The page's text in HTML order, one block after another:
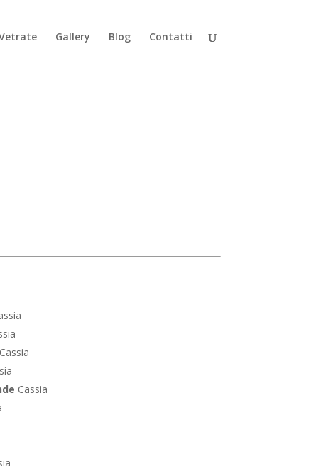
Gallery Blog Contatti
Cassia
Cassia